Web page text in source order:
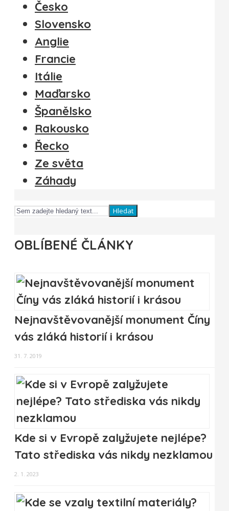
Česko
Slovensko
Anglie
Francie
Itálie
Maďarsko
Španělsko
Rakousko
Řecko
Ze světa
Záhady
Hledat
OBLÍBENÉ ČLÁNKY
Nejnavštěvovanější monument Číny
vás zláká historií i krásou
31. 7. 2019
Kde si v Evropě zalyžujete nejlépe?
Tato střediska vás nikdy nezklamou
2. 1. 2023